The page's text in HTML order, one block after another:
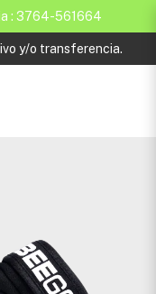
: 3764-561664
y/o transferencia.